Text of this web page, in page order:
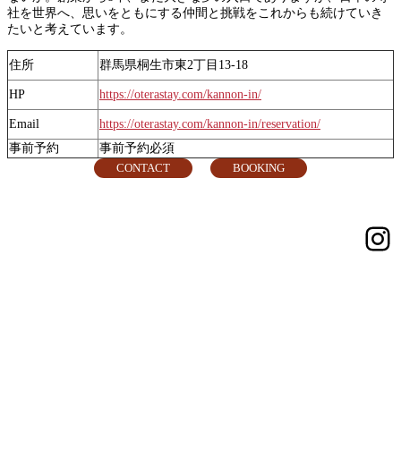
社を世界へ、思いをともにする仲間と挑戦をこれからも続けていき
たいと考えています。
住所 群馬県桐生市東2丁目13-18
HP https://oterastay.com/kannon-in/
Email
https://oterastay.com/kannon-in/reservation/
事前予約
事前予約必須
CONTACT
BOOKING